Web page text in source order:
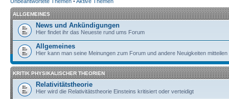
ALLGEMEINES
News und Ankündigungen
Hier findet ihr das Neueste rund ums Forum
Allgemeines
Hier kann man seine Meinungen zum Forum und andere Neuigkeiten mitteilen
KRITIK PHYSIKALISCHER THEORIEN
Relativitätstheorie
Hier wird die Relativitätstheorie Einsteins kritisiert oder verteidigt